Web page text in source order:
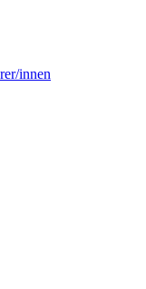
innen